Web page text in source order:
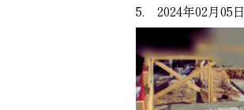
5. 2024年02月05日